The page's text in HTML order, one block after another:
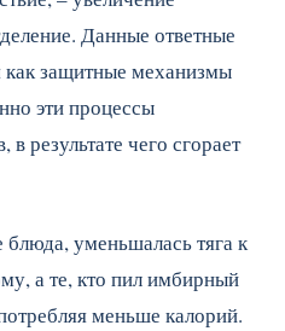
Данные ответные
защитные механизмы
эти процессы
результате чего сгорает
уменьшалась тяга к
а те, кто пил имбирный
меньше калорий.